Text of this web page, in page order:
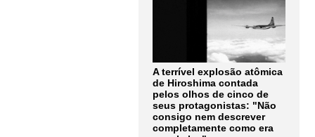
A terrível explosão atômica
de Hiroshima contada
pelos olhos de cinco de
seus protagonistas: "Não
consigo nem descrever
completamente como era